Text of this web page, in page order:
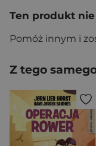
Ten produkt
Pomóż innym i
Z tego